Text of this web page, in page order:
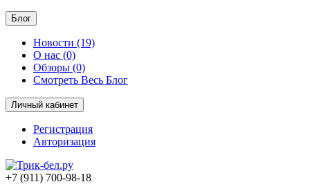
Блог
Новости (19)
О нас (0)
Обзоры (0)
Смотреть Весь Блог
Личный кабинет
Регистрация
Авторизация
+7 (911) 700-98-18